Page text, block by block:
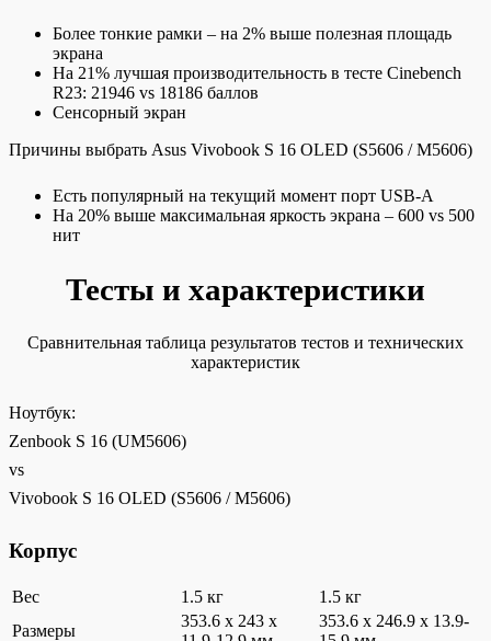
Более тонкие рамки – на 2% выше полезная площадь
экрана
На 21% лучшая производительность в тесте Cinebench
R23: 21946 vs 18186 баллов
Сенсорный экран
Причины выбрать Asus Vivobook S 16 OLED (S5606 / M5606)
Есть популярный на текущий момент порт USB-A
На 20% выше максимальная яркость экрана – 600 vs 500
нит
Тесты и характеристики
Сравнительная таблица результатов тестов и технических
характеристик
Ноутбук:
Zenbook S 16 (UM5606)
vs
Vivobook S 16 OLED (S5606 / M5606)
Корпус
Вес 1.5 кг
1.5 кг
Размеры
353.6 x 243 x
353.6 x 246.9 x 13.9-